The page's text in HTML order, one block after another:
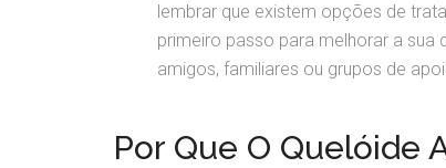
lembrar que existem opções de
primeiro passo para melhorar a sua
amigos, familiares ou grupos de
Por Que O Quelóide